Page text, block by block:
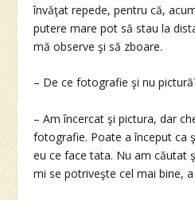
învăţat repede, pentru că,
putere mare pot să stau la
mă observe şi să zboare.
– De ce fotografie şi nu
– Am încercat şi pictura, dar
fotografie. Poate a început ca
eu ce face tata. Nu am căutat
mi se potriveşte cel mai bine,